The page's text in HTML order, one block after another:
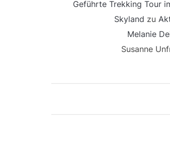
Geführte Trekking Tour
Skyland zu
Melanie
Susanne